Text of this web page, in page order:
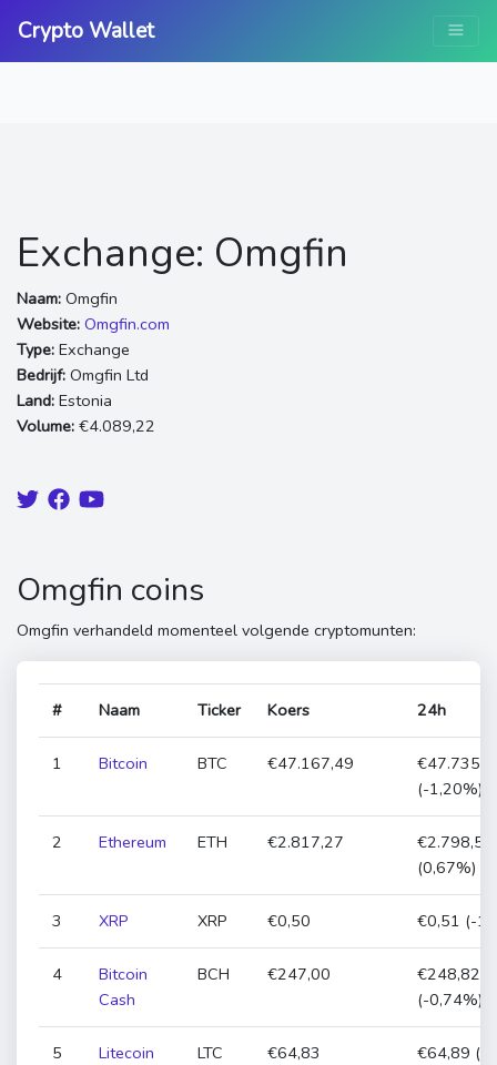
Crypto Wallet
Exchange: Omgfin
Naam: Omgfin
Website: Omgfin.com
Type: Exchange
Bedrijf: Omgfin Ltd
Land: Estonia
Volume: €4.089,22
Omgfin coins
Omgfin verhandeld momenteel volgende cryptomunten:
# Naam Ticker Koers 24h
1 Bitcoin BTC €47.167,49
(-1,20%)
2 Ethereum ETH €2.817,27
€2.798,52
(0,67%)
3 XRP XRP €0,50 €0,51 (-
4
Bitcoin
Cash
BCH €247,00
€248,82
(-0,74%)
5 Litecoin LTC €64,83 €64,89 (-